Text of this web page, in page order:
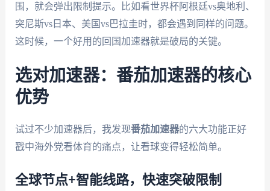
围，就会弹出限制提示。比如看世界杯阿根廷vs奥地利、
突尼斯vs日本、美国vs巴拉圭时，都会遇到同样的问题。
这时候，一个好用的回国加速器就是破局的关键。
选对加速器：番茄加速器的核心
优势
试过不少加速器后，我发现番茄加速器的六大功能正好
戳中海外党看体育的痛点，让看球变得轻松简单。
全球节点+智能线路，快速突破限制